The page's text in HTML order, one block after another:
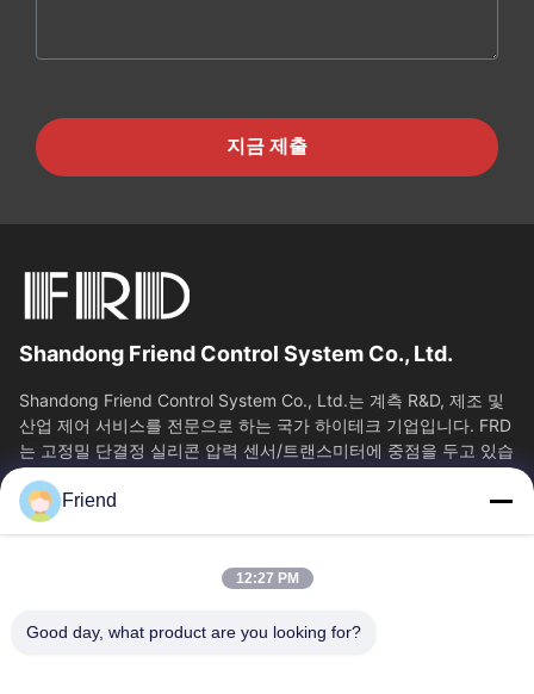
지금 제출
Shandong Friend Control System Co., Ltd.
Shandong Friend Control System Co., Ltd.는 계측 R&D, 제조 및
산업 제어 서비스를 전문으로 하는 국가 하이테크 기업입니다. FRD
는 고정밀 단결정 실리콘 압력 센서/트랜스미터에 중점을 두고 있습
니다. 클래스 0.05...
빠른 링크
회사 소개
공장 투어
품질 관리
Friend
12:27 PM
Good day, what product are you looking for?